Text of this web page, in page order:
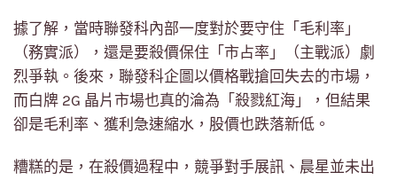
據了解，當時聯發科內部一度對於要守住「毛利率」
（務實派），還是要殺價保住「市占率」（主戰派）劇
烈爭執。後來，聯發科企圖以價格戰搶回失去的市場，
而白牌 2G 晶片市場也真的淪為「殺戮紅海」，但結果
卻是毛利率、獲利急速縮水，股價也跌落新低。
糟糕的是，在殺價過程中，競爭對手展訊、晨星並未出